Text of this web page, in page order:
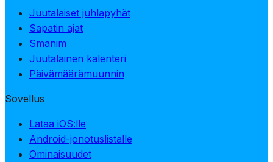
Juutalaiset juhlapyhät
Sapatin ajat
Smanim
Juutalainen kalenteri
Päivämäärämuunnin
Sovellus
Lataa iOS:lle
Android-jonotuslistalle
Ominaisuudet